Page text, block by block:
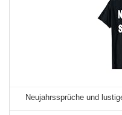
Neujahrssprüche und